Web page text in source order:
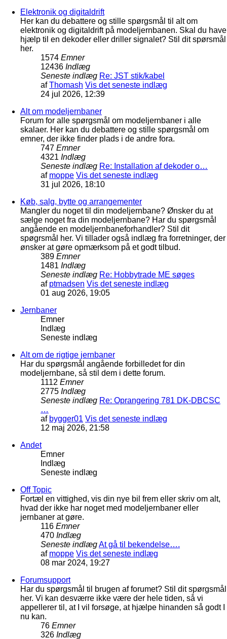
Elektronik og digitaldrift
Her kan du debattere og stille spørgsmål til alt om
elektronik og digitaldrift på modeljernbanen. Skal du have
hjælp til en dekoder eller driller signalet? Stil dit spørsmål
her.
1574 Emner
12436 Indlæg
Seneste indlæg Re: JST stik/kabel
afThomash Vis det seneste indlæg
24 jul 2026, 12:39
Alt om modeljernbaner
Forum for alle spørgsmål om modeljernbaner i alle
skalaer. Her kan du debattere og stille spørgsmål om
emner, der ikke finder plads i de andre fora.
747 Emner
4321 Indlæg
Seneste indlæg Re: Installation af dekoder o…
af moppe Vis det seneste indlæg
31 jul 2026, 18:10
Køb, salg, bytte og arrangementer
Mangler du noget til din modeljernbane? Ønsker du at
sælge noget fra din modeljernbane? Har du spørgsmål
angående en modeljernbaneforhandler? Stil dit
spøgrsmål her. Vi tillader også indlæg fra forretninger, der
ønsker at gøre opmærksom på et godt tilbud.
389 Emner
1481 Indlæg
Seneste indlæg Re: Hobbytrade ME søges
af ptmadsen Vis det seneste indlæg
01 aug 2026, 19:05
Jernbaner
Emner
Indlæg
Seneste indlæg
Alt om de rigtige jernbaner
Har du spørgsmål angående forbilledet for din
modeljernbane, så stil dem i dette forum.
1112 Emner
2775 Indlæg
Seneste indlæg Re: Oprangering 781 DK-DBCSC
…
af bygger01 Vis det seneste indlæg
12 maj 2026, 21:58
Andet
Emner
Indlæg
Seneste indlæg
Off Topic
Fortæl en vittighed, vis din nye bil frem eller skriv om alt,
hvad der ikke har noget med modeljernbaner eller
jernbaner at gøre.
116 Emner
470 Indlæg
Seneste indlægAt gå til bekendelse….
af moppe Vis det seneste indlæg
08 mar 2024, 19:27
Forumsupport
Har du spørgsmål til brugen af forumet? Stil dit spørgsmål
her. Vi kan desværre ikke være der hele tiden, så vi
appellerer til, at I vil forsøge, at hjælpe hinanden så godt I
nu kan.
76 Emner
326 Indlæg